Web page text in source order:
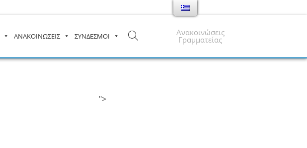
ΑΝΑΚΟΙΝΩΣΕΙΣ ΣΥΝΔΕΣΜΟΙ Ανακοινώσεις
Γραμματείας
">